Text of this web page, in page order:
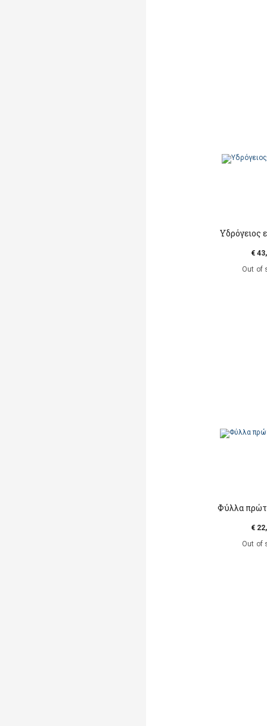
Υδρόγειος
€
Out of
Φύλλα
€
Out of